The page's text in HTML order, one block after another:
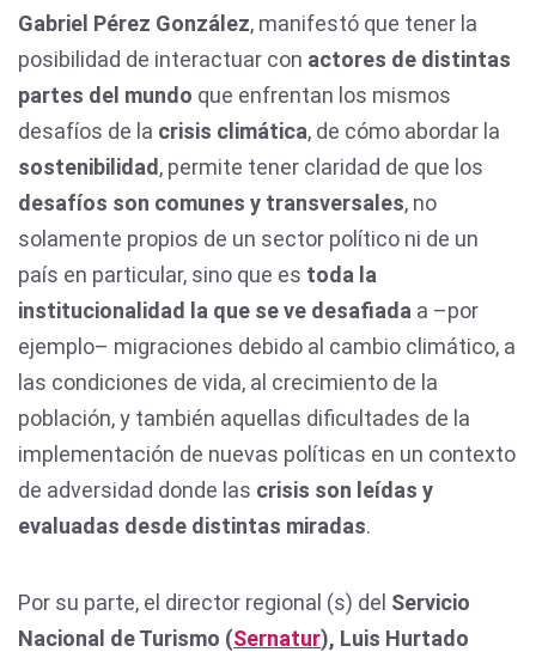
Gabriel Pérez González, manifestó que tener la
posibilidad de interactuar con actores de distintas
partes del mundo que enfrentan los mismos
desafíos de la crisis climática, de cómo abordar la
sostenibilidad , permite tener claridad de que los
desafíos son comunes y transversales, no
solamente propios de un sector político ni de un
país en particular, sino que es toda la
institucionalidad la que se ve desafiada a –por
ejemplo– migraciones debido al cambio climático, a
las condiciones de vida, al crecimiento de la
población, y también aquellas dificultades de la
implementación de nuevas políticas en un contexto
de adversidad donde las crisis son leídas y
evaluadas desde distintas miradas.
Por su parte, el director regional (s) del Servicio
Nacional de Turismo (Sernatur), Luis Hurtado